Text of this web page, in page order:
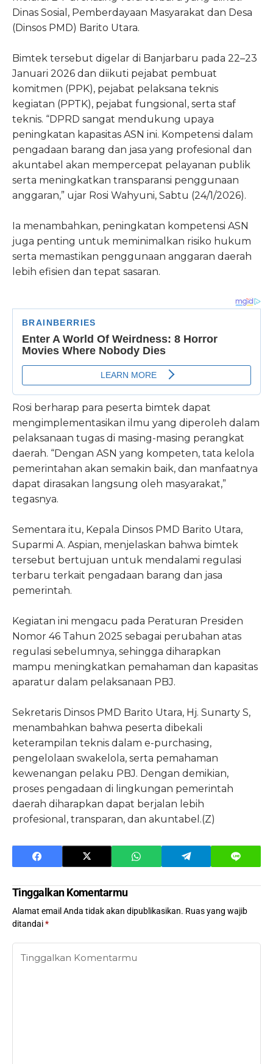
Dinas Sosial, Pemberdayaan Masyarakat dan Desa
(Dinsos PMD) Barito Utara.
Bimtek tersebut digelar di Banjarbaru pada 22–23
Januari 2026 dan diikuti pejabat pembuat
komitmen (PPK), pejabat pelaksana teknis
kegiatan (PPTK), pejabat fungsional, serta staf
teknis. “DPRD sangat mendukung upaya
peningkatan kapasitas ASN ini. Kompetensi dalam
pengadaan barang dan jasa yang profesional dan
akuntabel akan mempercepat pelayanan publik
serta meningkatkan transparansi penggunaan
anggaran,” ujar Rosi Wahyuni, Sabtu (24/1/2026).
Ia menambahkan, peningkatan kompetensi ASN
juga penting untuk meminimalkan risiko hukum
serta memastikan penggunaan anggaran daerah
lebih efisien dan tepat sasaran.
Rosi berharap para peserta bimtek dapat
mengimplementasikan ilmu yang diperoleh dalam
pelaksanaan tugas di masing-masing perangkat
daerah. “Dengan ASN yang kompeten, tata kelola
pemerintahan akan semakin baik, dan manfaatnya
dapat dirasakan langsung oleh masyarakat,”
tegasnya.
Sementara itu, Kepala Dinsos PMD Barito Utara,
Suparmi A. Aspian, menjelaskan bahwa bimtek
tersebut bertujuan untuk mendalami regulasi
terbaru terkait pengadaan barang dan jasa
pemerintah.
Kegiatan ini mengacu pada Peraturan Presiden
Nomor 46 Tahun 2025 sebagai perubahan atas
regulasi sebelumnya, sehingga diharapkan
mampu meningkatkan pemahaman dan kapasitas
aparatur dalam pelaksanaan PBJ.
Sekretaris Dinsos PMD Barito Utara, Hj. Sunarty S,
menambahkan bahwa peserta dibekali
keterampilan teknis dalam e-purchasing,
pengelolaan swakelola, serta pemahaman
kewenangan pelaku PBJ. Dengan demikian,
proses pengadaan di lingkungan pemerintah
daerah diharapkan dapat berjalan lebih
profesional, transparan, dan akuntabel.(Z)
Tinggalkan Komentarmu
Alamat email Anda tidak akan dipublikasikan. Ruas yang wajib
ditandai*